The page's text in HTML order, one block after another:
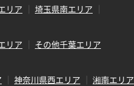
リア
埼玉県南エリア
リア
その他千葉エリア
神奈川県西エリア
湘南エリア